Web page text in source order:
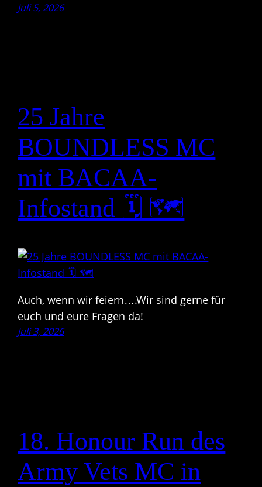
Juli 5, 2026
25 Jahre
BOUNDLESS MC
mit BACAA-
Infostand 🗓 🗺
Auch, wenn wir feiern….Wir sind gerne für
euch und eure Fragen da!
Juli 3, 2026
18. Honour Run des
Army Vets MC in